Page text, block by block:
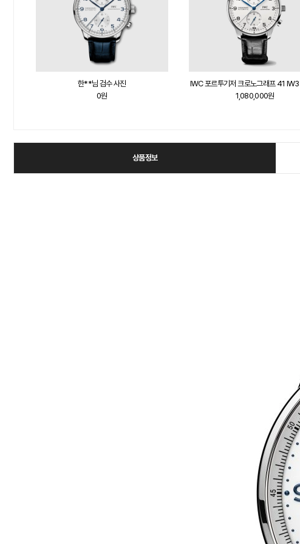
한**님 검수 사진
0원
IWC 포르투기저 크로노그래프 41
1,080,000원
상품정보